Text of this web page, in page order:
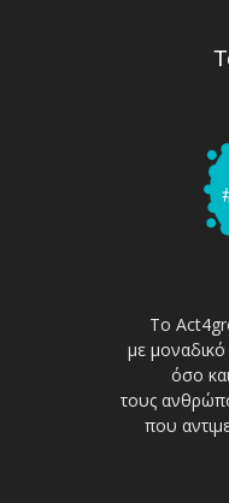
Το
με
όσο
τους
που